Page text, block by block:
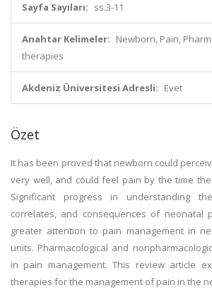
Sayfa Sayıları: ss.3-11
Anahtar Kelimeler: Newborn, Pain,
therapies
Akdeniz Üniversitesi Adresli: Evet
Özet
It has been proved that newborn could
very well, and could feel pain by the time
Significant progress in understanding
correlates, and consequences of neonatal
greater attention to pain management in
units. Pharmacological and
in pain management. This review article
therapies for the management of pain in the